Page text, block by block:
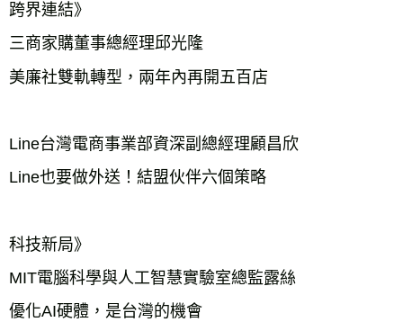
跨界連結》
三商家購董事總經理邱光隆
美廉社雙軌轉型，兩年內再開五百店
Line台灣電商事業部資深副總經理顧昌欣
Line也要做外送！結盟伙伴六個策略
科技新局》
MIT電腦科學與人工智慧實驗室總監露絲
優化AI硬體，是台灣的機會